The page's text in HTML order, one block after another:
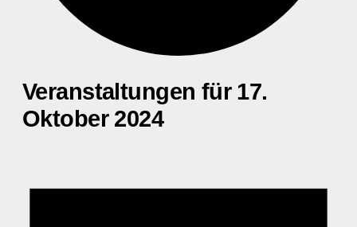
Veranstaltungen für 17.
Oktober 2024